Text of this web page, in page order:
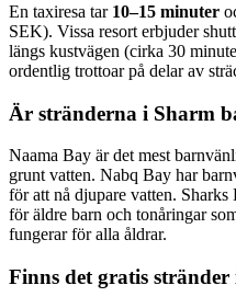
En taxiresa tar 10–15 minuter
SEK). Vissa resort erbjuder
längs kustvägen (cirka 30
ordentlig trottoar på delar av
Är stränderna i Sharm
Naama Bay är det mest
grunt vatten. Nabq Bay har
för att nå djupare vatten.
för äldre barn och tonåringar
fungerar för alla åldrar.
Finns det gratis